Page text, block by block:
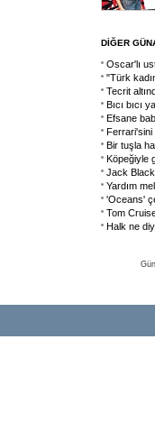
DİĞER
Oscar'lı
"Türk
Tecrit
Bıcı bıcı
Efsane
Ferrari'sini
Bir tuşla
Köpeğiyle
Jack
Yardım
'Oceans'
Tom
Halk ne